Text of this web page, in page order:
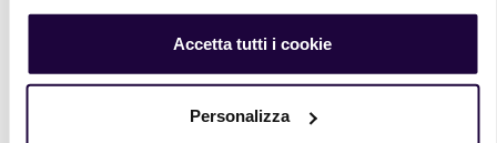
Accetta tutti i cookie
Personalizza
Iscrivi alla nostra newsletter per ricevere in
anteprima informazioni sui nuovi prodotti e ricette.